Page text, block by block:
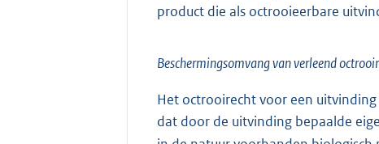
product die als octrooieerbare
Beschermingsomvang van verleend
Het octrooirecht voor een
dat door de uitvinding bepaalde